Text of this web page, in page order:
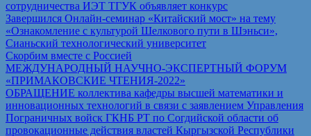
сотрудничества ИЭТ ТГУК объявляет конкурс
Завершился Онлайн-семинар «Китайский мост» на тему
«Ознакомление с культурой Шелкового пути в Шэньси»,
Сианьский технологический университет
Скорбим вместе с Россией
МЕЖДУНАРОДНЫЙ НАУЧНО-ЭКСПЕРТНЫЙ ФОРУМ
«ПРИМАКОВСКИЕ ЧТЕНИЯ-2022»
ОБРАЩЕНИЕ коллектива кафедры высшей математики и
инновационных технологий в связи с заявлением Управления
Пограничных войск ГКНБ РТ по Согдийской области об
провокационные действия властей Кыргызской Республики